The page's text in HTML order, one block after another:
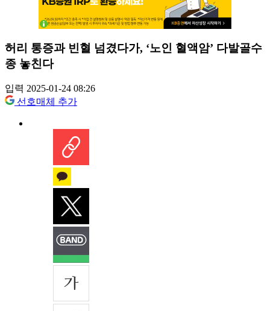
허리 통증과 빈혈 넘겼다가, ‘노인 혈액암’ 다발골수
종 놓친다
입력 2025-01-24 08:26
선호매체 추가